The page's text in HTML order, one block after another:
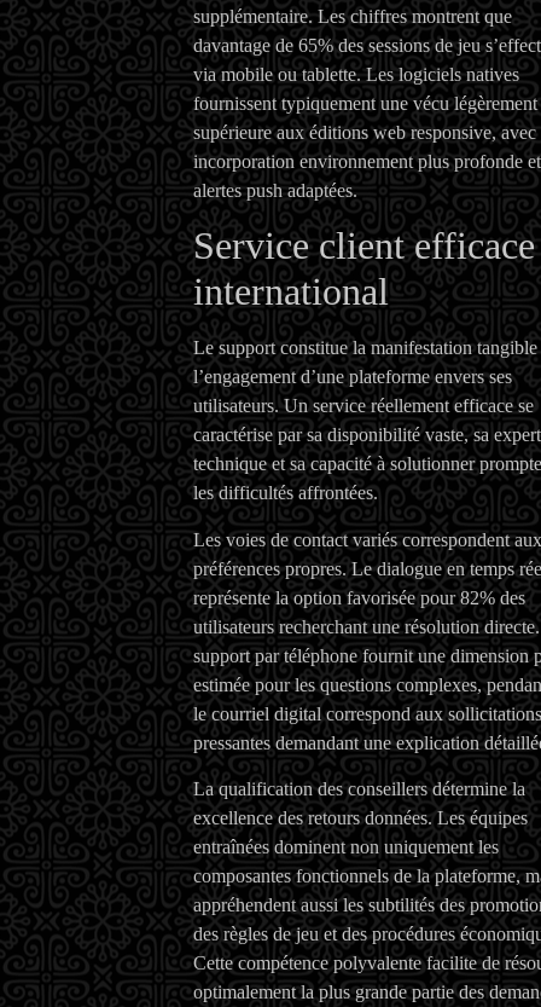
supplémentaire. Les chiffres montrent que
davantage de 65% des sessions de jeu
via mobile ou tablette. Les logiciels natives
fournissent typiquement une vécu légèrement
supérieure aux éditions web responsive, avec
incorporation environnement plus profonde
alertes push adaptées.
Service client
international
Le support constitue la manifestation tangible
l’engagement d’une plateforme envers ses
utilisateurs. Un service réellement efficace se
caractérise par sa disponibilité vaste, sa
technique et sa capacité à solutionner
les difficultés affrontées.
Les voies de contact variés correspondent aux
préférences propres. Le dialogue en temps
représente la option favorisée pour 82% des
utilisateurs recherchant une résolution
support par téléphone fournit une dimension
estimée pour les questions complexes,
le courriel digital correspond aux
pressantes demandant une explication
La qualification des conseillers détermine la
excellence des retours données. Les équipes
entraînées dominent non uniquement les
composantes fonctionnels de la plateforme,
appréhendent aussi les subtilités des
des règles de jeu et des procédures
Cette compétence polyvalente facilite de
optimalement la plus grande partie des